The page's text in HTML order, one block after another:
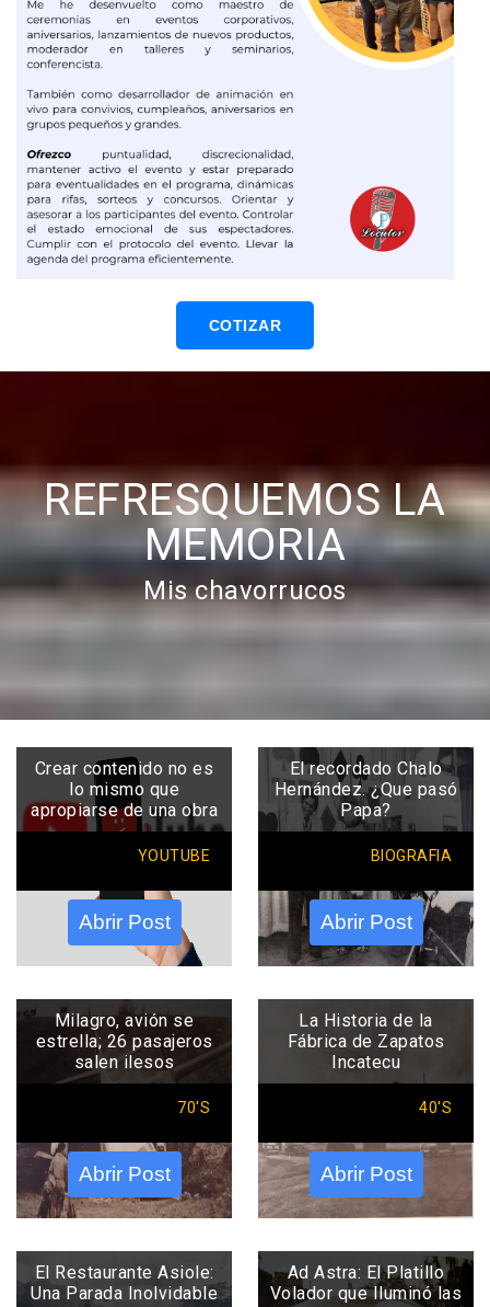
COTIZAR
REFRESQUEMOS LA
MEMORIA
Mis chavorrucos
Crear contenido no es
lo mismo que
apropiarse de una obra
YOUTUBE
Abrir Post
El recordado Chalo
Hernández. ¿Que pasó
Papa?
BIOGRAFIA
Abrir Post
Milagro, avión se
estrella; 26 pasajeros
salen ilesos
70'S
Abrir Post
La Historia de la
Fábrica de Zapatos
Incatecu
40'S
Abrir Post
El Restaurante Asiole:
Una Parada Inolvidable
Ad Astra: El Platillo
Volador que Iluminó las